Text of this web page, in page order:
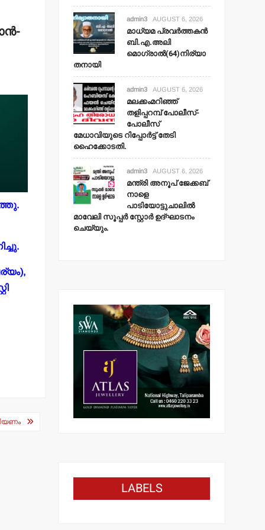
admin3 AUGUST 6, 2026
മാധ്യമ പ്രവര്‍ത്തകന്‍
ബി.എ.അലി
മൊഗ്രാല്‍(64)നിര്യാ
തനായി
admin3 AUGUST 6, 2026
മലക്കംമറിഞ്ഞ്
തളിപ്പറമ്പ് പോലീസ്-
പോലീസ്
മേധാവിയുടെ റിപ്പോര്‍ട്ട് തേടി
ഹൈക്കോടതി.
admin3 AUGUST 6, 2026
മന്ത്രി അനൂപ് ജേക്കബ്
നാളെ
പാടിയോട്ടുചാലില്‍
മാവേലി സൂപ്പര്‍ സ്റ്റോര്‍ ഉദ്ഘാടനം
ചെയ്യും.
LABELS